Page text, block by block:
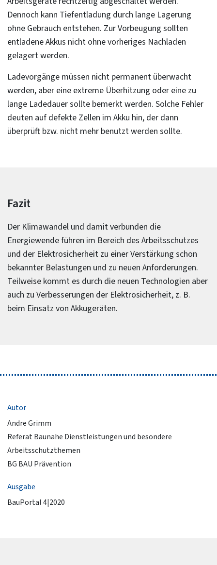
Dennoch kann Tiefentladung durch lange Lagerung
ohne Gebrauch entstehen. Zur Vorbeugung sollten
entladene Akkus nicht ohne vorheriges Nachladen
gelagert werden.
Ladevorgänge müssen nicht permanent überwacht
werden, aber eine extreme Überhitzung oder eine zu
lange Ladedauer sollte bemerkt werden. Solche Fehler
deuten auf defekte Zellen im Akku hin, der dann
überprüft bzw. nicht mehr benutzt werden sollte.
Fazit
Der Klimawandel und damit verbunden die
Energiewende führen im Bereich des Arbeitsschutzes
und der Elektrosicherheit zu einer Verstärkung schon
bekannter Belastungen und zu neuen Anforderungen.
Teilweise kommt es durch die neuen Technologien aber
auch zu Verbesserungen der Elektrosicherheit, z. B.
beim Einsatz von Akkugeräten.
Autor
Andre Grimm
Referat Baunahe Dienstleistungen und besondere
Arbeitsschutzthemen
BG BAU Prävention
Ausgabe
BauPortal 4|2020